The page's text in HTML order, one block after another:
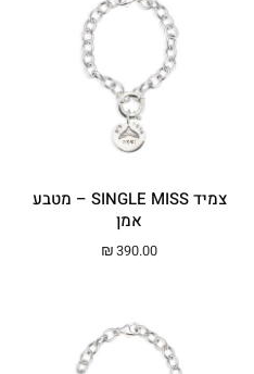
צמיד SINGLE MISS – מטבע
אמן
₪390.00